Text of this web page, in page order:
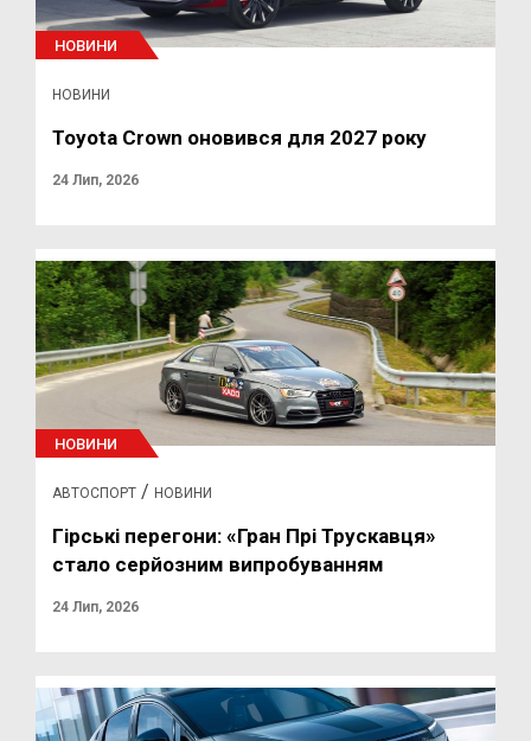
НОВИНИ
НОВИНИ
Toyota Crown оновився для 2027 року
24 Лип, 2026
НОВИНИ
АВТОСПОРТ / НОВИНИ
Гірські перегони: «Гран Прі Трускавця»
стало серйозним випробуванням
24 Лип, 2026